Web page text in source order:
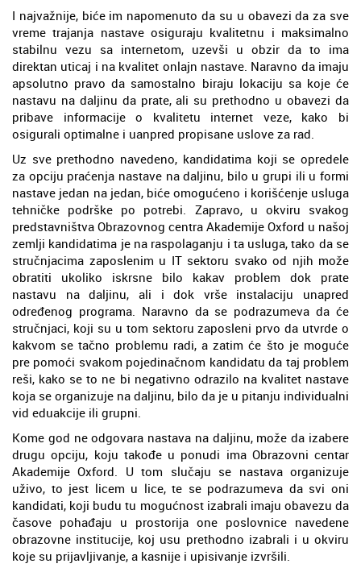
I najvažnije, biće im napomenuto da su u obavezi da za sve
vreme trajanja nastave osiguraju kvalitetnu i maksimalno
stabilnu vezu sa internetom, uzevši u obzir da to ima
direktan uticaj i na kvalitet onlajn nastave. Naravno da imaju
apsolutno pravo da samostalno biraju lokaciju sa koje će
nastavu na daljinu da prate, ali su prethodno u obavezi da
pribave informacije o kvalitetu internet veze, kako bi
osigurali optimalne i uanpred propisane uslove za rad.
Uz sve prethodno navedeno, kandidatima koji se opredele
za opciju praćenja nastave na daljinu, bilo u grupi ili u formi
nastave jedan na jedan, biće omogućeno i korišćenje usluga
tehničke podrške po potrebi. Zapravo, u okviru svakog
predstavništva Obrazovnog centra Akademije Oxford u našoj
zemlji kandidatima je na raspolaganju i ta usluga, tako da se
stručnjacima zaposlenim u IT sektoru svako od njih može
obratiti ukoliko iskrsne bilo kakav problem dok prate
nastavu na daljinu, ali i dok vrše instalaciju unapred
određenog programa. Naravno da se podrazumeva da će
stručnjaci, koji su u tom sektoru zaposleni prvo da utvrde o
kakvom se tačno problemu radi, a zatim će što je moguće
pre pomoći svakom pojedinačnom kandidatu da taj problem
reši, kako se to ne bi negativno odrazilo na kvalitet nastave
koja se organizuje na daljinu, bilo da je u pitanju individualni
vid eduakcije ili grupni.
Kome god ne odgovara nastava na daljinu, može da izabere
drugu opciju, koju takođe u ponudi ima Obrazovni centar
Akademije Oxford. U tom slučaju se nastava organizuje
uživo, to jest licem u lice, te se podrazumeva da svi oni
kandidati, koji budu tu mogućnost izabrali imaju obavezu da
časove pohađaju u prostorija one poslovnice navedene
obrazovne institucije, koj usu prethodno izabrali i u okviru
koje su prijavljivanje, a kasnije i upisivanje izvršili.